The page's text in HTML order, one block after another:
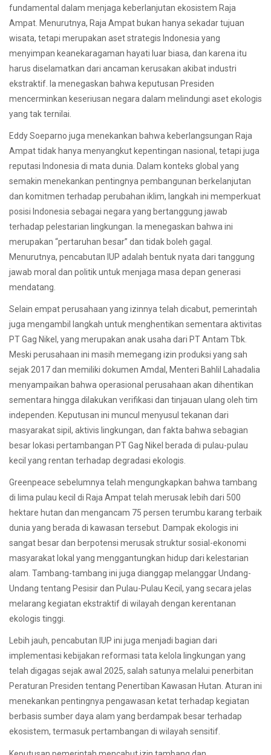
fundamental dalam menjaga keberlanjutan ekosistem Raja
Ampat. Menurutnya, Raja Ampat bukan hanya sekadar tujuan
wisata, tetapi merupakan aset strategis Indonesia yang
menyimpan keanekaragaman hayati luar biasa, dan karena itu
harus diselamatkan dari ancaman kerusakan akibat industri
ekstraktif. Ia menegaskan bahwa keputusan Presiden
mencerminkan keseriusan negara dalam melindungi aset ekologis
yang tak ternilai.
Eddy Soeparno juga menekankan bahwa keberlangsungan Raja
Ampat tidak hanya menyangkut kepentingan nasional, tetapi juga
reputasi Indonesia di mata dunia. Dalam konteks global yang
semakin menekankan pentingnya pembangunan berkelanjutan
dan komitmen terhadap perubahan iklim, langkah ini memperkuat
posisi Indonesia sebagai negara yang bertanggung jawab
terhadap pelestarian lingkungan. Ia menegaskan bahwa ini
merupakan “pertaruhan besar” dan tidak boleh gagal.
Menurutnya, pencabutan IUP adalah bentuk nyata dari tanggung
jawab moral dan politik untuk menjaga masa depan generasi
mendatang.
Selain empat perusahaan yang izinnya telah dicabut, pemerintah
juga mengambil langkah untuk menghentikan sementara aktivitas
PT Gag Nikel, yang merupakan anak usaha dari PT Antam Tbk.
Meski perusahaan ini masih memegang izin produksi yang sah
sejak 2017 dan memiliki dokumen Amdal, Menteri Bahlil Lahadalia
menyampaikan bahwa operasional perusahaan akan dihentikan
sementara hingga dilakukan verifikasi dan tinjauan ulang oleh tim
independen. Keputusan ini muncul menyusul tekanan dari
masyarakat sipil, aktivis lingkungan, dan fakta bahwa sebagian
besar lokasi pertambangan PT Gag Nikel berada di pulau-pulau
kecil yang rentan terhadap degradasi ekologis.
Greenpeace sebelumnya telah mengungkapkan bahwa tambang
di lima pulau kecil di Raja Ampat telah merusak lebih dari 500
hektare hutan dan mengancam 75 persen terumbu karang terbaik
dunia yang berada di kawasan tersebut. Dampak ekologis ini
sangat besar dan berpotensi merusak struktur sosial-ekonomi
masyarakat lokal yang menggantungkan hidup dari kelestarian
alam. Tambang-tambang ini juga dianggap melanggar Undang-
Undang tentang Pesisir dan Pulau-Pulau Kecil, yang secara jelas
melarang kegiatan ekstraktif di wilayah dengan kerentanan
ekologis tinggi.
Lebih jauh, pencabutan IUP ini juga menjadi bagian dari
implementasi kebijakan reformasi tata kelola lingkungan yang
telah digagas sejak awal 2025, salah satunya melalui penerbitan
Peraturan Presiden tentang Penertiban Kawasan Hutan. Aturan ini
menekankan pentingnya pengawasan ketat terhadap kegiatan
berbasis sumber daya alam yang berdampak besar terhadap
ekosistem, termasuk pertambangan di wilayah sensitif.